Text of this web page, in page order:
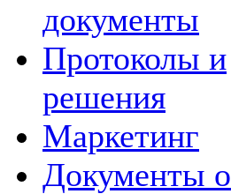
документы
Протоколы и
решения
Маркетинг
Документы о